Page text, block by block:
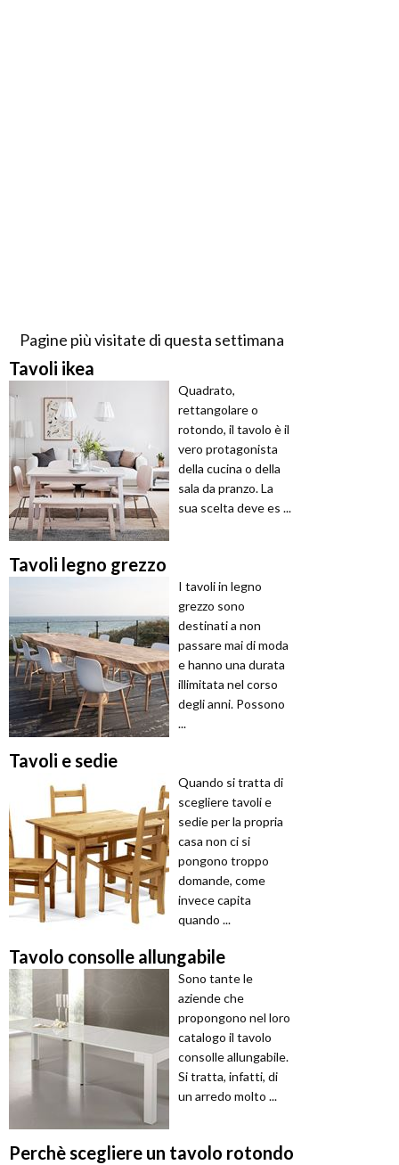
Pagine più visitate di questa settimana
Tavoli ikea
Quadrato,
rettangolare o
rotondo, il tavolo è il
vero protagonista
della cucina o della
sala da pranzo. La
sua scelta deve es ...
Tavoli legno grezzo
I tavoli in legno
grezzo sono
destinati a non
passare mai di moda
e hanno una durata
illimitata nel corso
degli anni. Possono
...
Tavoli e sedie
Quando si tratta di
scegliere tavoli e
sedie per la propria
casa non ci si
pongono troppo
domande, come
invece capita
quando ...
Tavolo consolle allungabile
Sono tante le
aziende che
propongono nel loro
catalogo il tavolo
consolle allungabile.
Si tratta, infatti, di
un arredo molto ...
Perchè scegliere un tavolo rotondo